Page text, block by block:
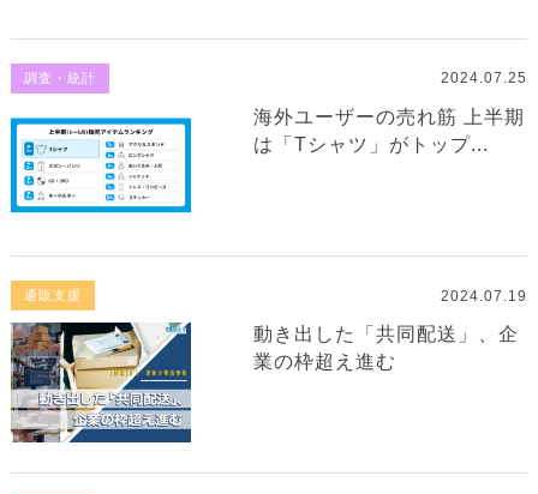
調査・統計 2024.07.25
海外ユーザーの売れ筋 上半期
は「Tシャツ」がトップ...
通販支援 2024.07.19
動き出した「共同配送」、企
業の枠超え進む